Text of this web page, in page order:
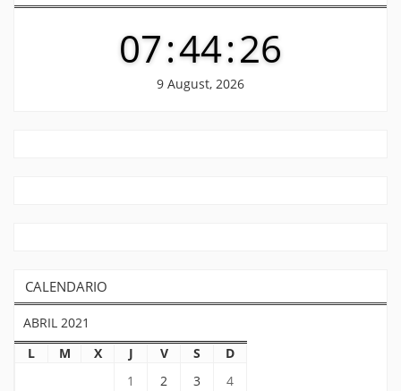
07:44:26
9 August, 2026
CALENDARIO
ABRIL 2021
L
M X J V S
D
1
2 3 4